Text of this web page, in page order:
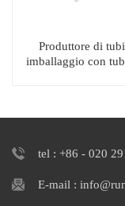
Produttore di
imballaggio con
tel : +86 - 020
E-mail :